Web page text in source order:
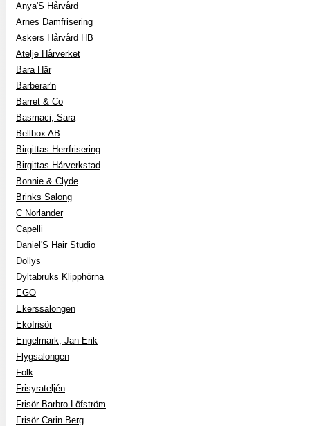
Anya'S Hårvård
Arnes Damfrisering
Askers Hårvård HB
Atelje Hårverket
Bara Här
Barberar'n
Barret & Co
Basmaci, Sara
Bellbox AB
Birgittas Herrfrisering
Birgittas Hårverkstad
Bonnie & Clyde
Brinks Salong
C Norlander
Capelli
Daniel'S Hair Studio
Dollys
Dyltabruks Klipphörna
EGO
Ekerssalongen
Ekofrisör
Engelmark, Jan-Erik
Flygsalongen
Folk
Frisyrateljén
Frisör Barbro Löfström
Frisör Carin Berg